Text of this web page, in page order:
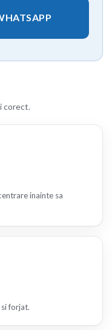
corect.
inainte sa
forjat.